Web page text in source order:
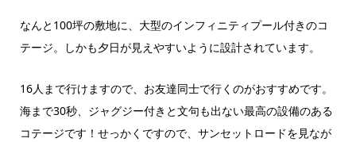
なんと100坪の敷地に、大型のインフィニティプール付きのコ
テージ。しかも夕日が見えやすいように設計されています。
16人まで行けますので、お友達同士で行くのがおすすめです。
海まで30秒、ジャグジー付きと文句も出ない最高の設備のある
コテージです！せっかくですので、サンセットロードを見なが